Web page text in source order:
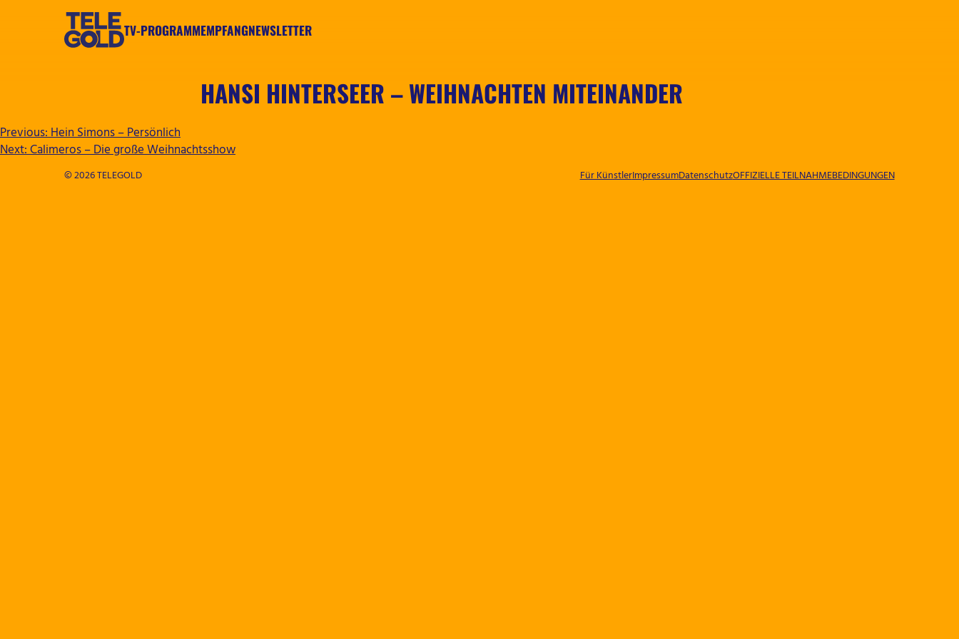
TV-PROGRAMMEMPFANGNEWSLETTER
HANSI HINTERSEER – WEIHNACHTEN MITEINANDER
BEITRAGSNAVIGATION
Previous:Hein Simons – Persönlich
Next:Calimeros – Die große Weihnachtsshow
© 2026 TELEGOLD Für KünstlerImpressumDatenschutzOFFIZIELLE TEILNAHMEBEDINGUNGEN